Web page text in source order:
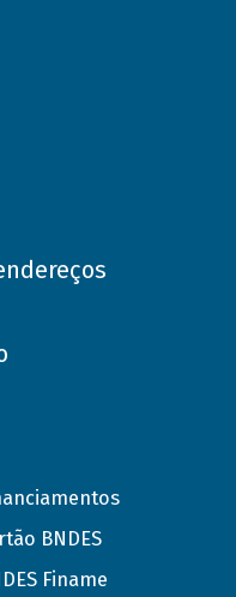
BNDES
Finame